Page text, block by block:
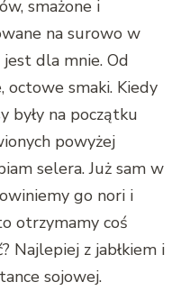
smażone i
na surowo w
dla mnie. Od
smaki. Kiedy
były na początku
powyżej
selera. Już sam w
go nori i
otrzymamy coś
Najlepiej z jabłkiem i
sojowej.